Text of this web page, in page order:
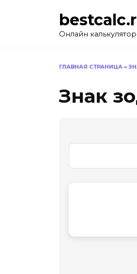
Онлайн
ГЛАВНАЯ СТРАНИЦА »
Знак